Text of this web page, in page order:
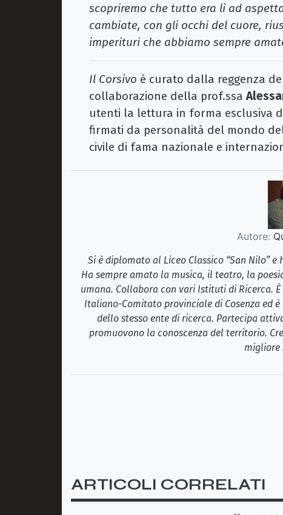
scopriremo che tutto era lì ad
cambiate, con gli occhi del cuore,
imperituri che abbiamo sempre
Il Corsivo è curato dalla reggenza
collaborazione della prof.ssa
utenti la lettura in forma esclusiva
firmati da personalità del mondo
civile di fama nazionale e
Autore:
Si è diplomato al Liceo Classico “San Nilo”
Ha sempre amato la musica, il teatro, la
umana. Collabora con vari Istituti di Ricerca.
Italiano-Comitato provinciale di Cosenza ed
dello stesso ente di ricerca. Partecipa
promuovono la conoscenza del territorio.
migliore
ARTICOLI CORRELATI